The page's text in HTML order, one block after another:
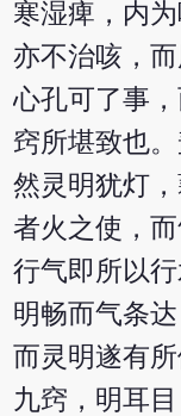
寒湿痺，内
亦不治咳，
心孔可了事
窍所堪致也
然灵明犹灯
者火之使，
行气即所以
明畅而气条
而灵明遂有
九窍，明耳